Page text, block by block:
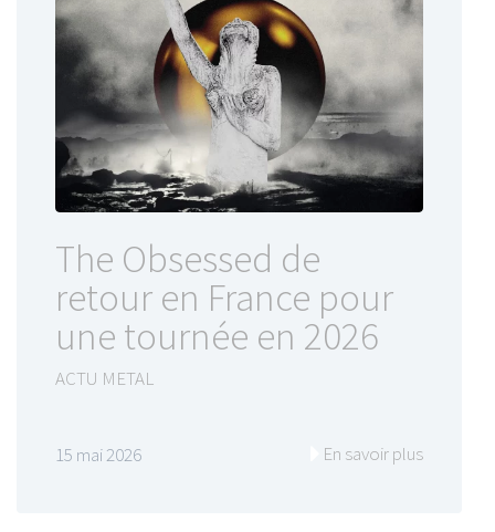
The Obsessed de
retour en France pour
une tournée en 2026
ACTU METAL
15 mai 2026 En savoir plus